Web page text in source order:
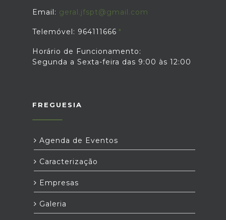
Email: geral.jfspt@gmail.com
Telemóvel: 964111666
Horário de Funcionamento:
Segunda a Sexta-feira das 9:00 às 12:00
FREGUESIA
Agenda de Eventos
Caracterização
Empresas
Galeria